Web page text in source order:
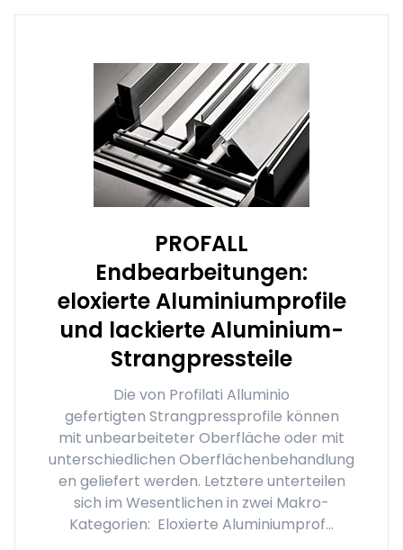
PROFALL
Endbearbeitungen:
eloxierte Aluminiumprofile
und lackierte Aluminium-
Strangpressteile
Die von Profilati Alluminio
gefertigten Strangpressprofile können
mit unbearbeiteter Oberfläche oder mit
unterschiedlichen Oberflächenbehandlung
en geliefert werden. Letztere unterteilen
sich im Wesentlichen in zwei Makro-
Kategorien: Eloxierte Aluminiumprof...